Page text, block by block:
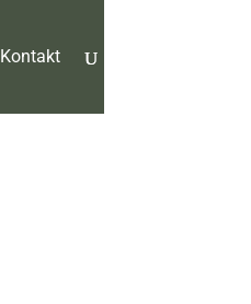
Kontakt